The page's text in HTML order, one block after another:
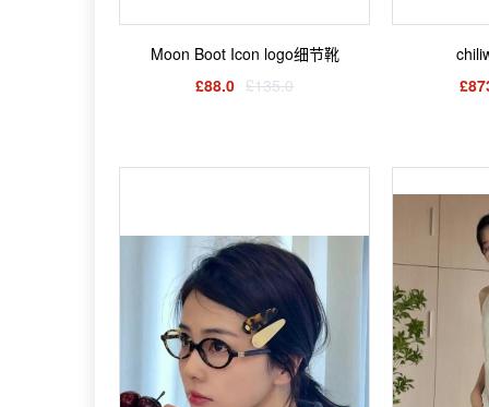
Moon Boot Icon logo细节靴
£88.0 £135.0